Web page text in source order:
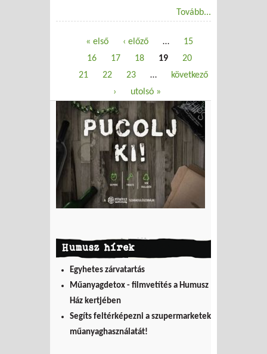
Tovább...
Oldalak« első ‹ előző …
15
16
17 18 19
20
21
22 23 …
következő
›
utolsó »
Humusz hírek
Egyhetes zárvatartás
Műanyagdetox - filmvetítés a Humusz
Ház kertjében
Segíts feltérképezni a szupermarketek
műanyaghasználatát!